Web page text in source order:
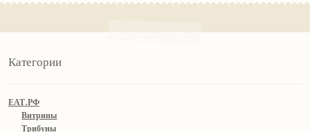
Категории
ЕАТ.РФ
Витрины
Трибуны